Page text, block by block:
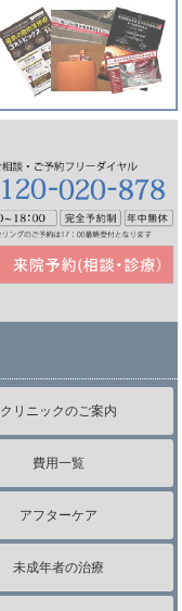
クリニックのご案内
費用一覧
アフターケア
未成年者の治療